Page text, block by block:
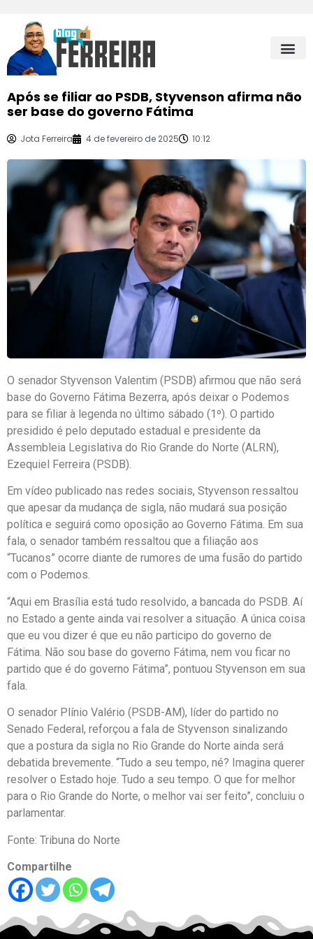
Após se filiar ao PSDB, Styvenson afirma não
ser base do governo Fátima
Jota Ferreira 4 de fevereiro de 2025 10:12
O senador Styvenson Valentim (PSDB) afirmou que não será
base do Governo Fátima Bezerra, após deixar o Podemos
para se filiar à legenda no último sábado (1º). O partido
presidido é pelo deputado estadual e presidente da
Assembleia Legislativa do Rio Grande do Norte (ALRN),
Ezequiel Ferreira (PSDB).
Em vídeo publicado nas redes sociais, Styvenson ressaltou
que apesar da mudança de sigla, não mudará sua posição
política e seguirá como oposição ao Governo Fátima. Em sua
fala, o senador também ressaltou que a filiação aos
“Tucanos” ocorre diante de rumores de uma fusão do partido
com o Podemos.
“Aqui em Brasília está tudo resolvido, a bancada do PSDB. Aí
no Estado a gente ainda vai resolver a situação. A única coisa
que eu vou dizer é que eu não participo do governo de
Fátima. Não sou base do governo Fátima, nem vou ficar no
partido que é do governo Fátima”, pontuou Styvenson em sua
fala.
O senador Plínio Valério (PSDB-AM), líder do partido no
Senado Federal, reforçou a fala de Styvenson sinalizando
que a postura da sigla no Rio Grande do Norte ainda será
debatida brevemente. “Tudo a seu tempo, né? Imagina querer
resolver o Estado hoje. Tudo a seu tempo. O que for melhor
para o Rio Grande do Norte, o melhor vai ser feito”, concluiu o
parlamentar.
Fonte: Tribuna do Norte
Compartilhe